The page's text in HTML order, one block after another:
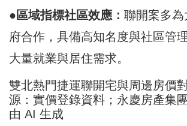
●區域指標社區效應： 聯開案多
府合作，具備高知名度與社區管
大量就業與居住需求。
雙北熱門捷運聯開宅與周邊房價
源：實價登錄資料；永慶房產集
由 AI 生成